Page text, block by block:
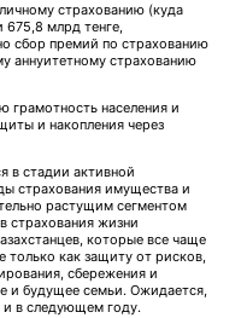
страхованию (куда
675,8 млрд тенге,
сбор премий по страхованию
аннуитетному страхованию
грамотность населения и
и накопления через
в стадии активной
страхования имущества и
растущим сегментом
страхования жизни
которые все чаще
только как защиту от рисков,
сбережения и
и будущее семьи. Ожидается,
и в следующем году.